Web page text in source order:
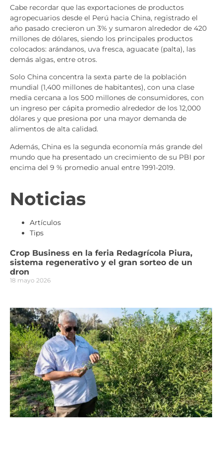
Cabe recordar que las exportaciones de productos
agropecuarios desde el Perú hacia China, registrado el
año pasado crecieron un 3% y sumaron alrededor de 420
millones de dólares, siendo los principales productos
colocados: arándanos, uva fresca, aguacate (palta), las
demás algas, entre otros.
Solo China concentra la sexta parte de la población
mundial (1,400 millones de habitantes), con una clase
media cercana a los 500 millones de consumidores, con
un ingreso per cápita promedio alrededor de los 12,000
dólares y que presiona por una mayor demanda de
alimentos de alta calidad.
Además, China es la segunda economía más grande del
mundo que ha presentado un crecimiento de su PBI por
encima del 9 % promedio anual entre 1991-2019.
Noticias
Artículos
Tips
Crop Business en la feria Redagrícola Piura,
sistema regenerativo y el gran sorteo de un
dron
18 mayo 2026